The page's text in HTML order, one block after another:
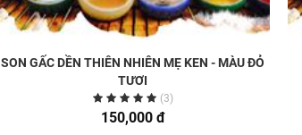
SON GẤC DỀN THIÊN NHIÊN MẸ KEN - MÀU ĐỎ
TƯƠI
(3)
150,000 đ